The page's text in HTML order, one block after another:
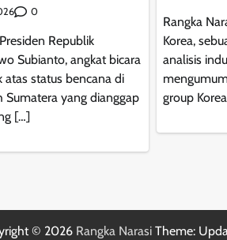
0
Republik
Subianto, angkat bicara
atas status bencana di
Sumatera yang dianggap
[…]
Rangka
Korea,
analisis
group
© 2026 Rangka Narasi Theme: